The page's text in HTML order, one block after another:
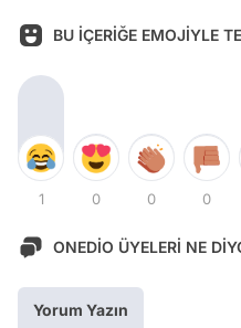
BU İÇERİĞE EMOJİYLE
1 0 0 0
ONEDİO ÜYELERİ NE
Yorum Yazın